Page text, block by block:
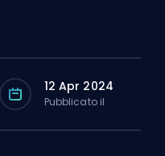
12 Apr 2024
Pubblicato il